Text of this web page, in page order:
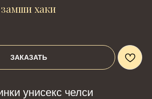
хаки
ЗАКАЗАТЬ
унисекс челси